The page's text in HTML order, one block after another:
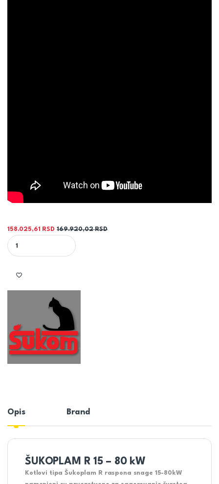
158.025,61 RSD 169.920,02RSD
KOTAO ŠUKOPLAM R 25KW - ŠUKOM quantity
Opis Brand
ŠUKOPLAM R 15 – 80 kW
Kotlovi tipa Šukoplam R raspona snage 15-80kW